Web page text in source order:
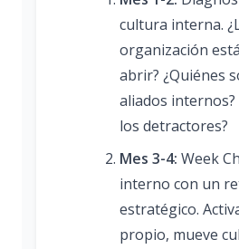
cultura interna.
organización
abrir? ¿Quiénes
aliados internos?
los detractores?
Mes 3-4: Week
interno con un
estratégico.
propio, mueve